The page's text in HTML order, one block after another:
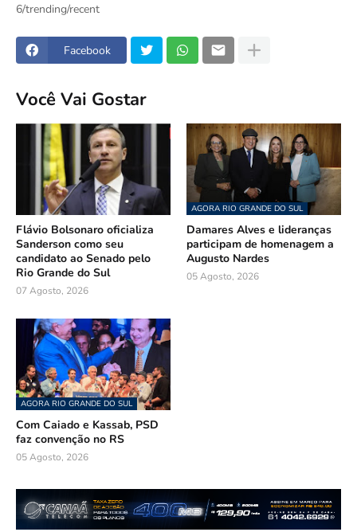
6/trending/recent
Facebook
Você Vai Gostar
Flávio Bolsonaro oficializa
Sanderson como seu
candidato ao Senado pelo
Rio Grande do Sul
07 Agosto, 2026
AGORA RIO GRANDE DO SUL
Damares Alves e lideranças
participam de homenagem a
Augusto Nardes
05 Agosto, 2026
AGORA RIO GRANDE DO SUL
Com Caiado e Kassab, PSD
faz convenção no RS
05 Agosto, 2026